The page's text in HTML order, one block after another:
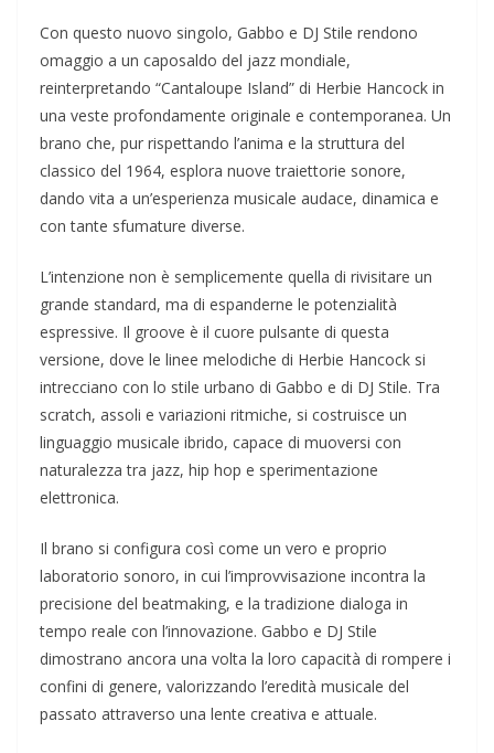
Con questo nuovo singolo, Gabbo e DJ Stile rendono
omaggio a un caposaldo del jazz mondiale,
reinterpretando “Cantaloupe Island” di Herbie Hancock in
una veste profondamente originale e contemporanea. Un
brano che, pur rispettando l’anima e la struttura del
classico del 1964, esplora nuove traiettorie sonore,
dando vita a un’esperienza musicale audace, dinamica e
con tante sfumature diverse.
L’intenzione non è semplicemente quella di rivisitare un
grande standard, ma di espanderne le potenzialità
espressive. Il groove è il cuore pulsante di questa
versione, dove le linee melodiche di Herbie Hancock si
intrecciano con lo stile urbano di Gabbo e di DJ Stile. Tra
scratch, assoli e variazioni ritmiche, si costruisce un
linguaggio musicale ibrido, capace di muoversi con
naturalezza tra jazz, hip hop e sperimentazione
elettronica.
Il brano si configura così come un vero e proprio
laboratorio sonoro, in cui l’improvvisazione incontra la
precisione del beatmaking, e la tradizione dialoga in
tempo reale con l’innovazione. Gabbo e DJ Stile
dimostrano ancora una volta la loro capacità di rompere i
confini di genere, valorizzando l’eredità musicale del
passato attraverso una lente creativa e attuale.